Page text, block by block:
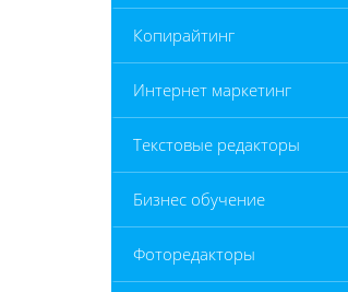
Копирайтинг
Интернет маркетинг
Текстовые редакторы
Бизнес обучение
Фоторедакторы